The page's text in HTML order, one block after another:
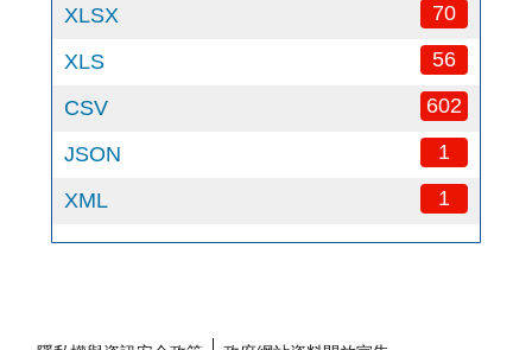
XLSX
70
XLS 56
CSV 602
JSON 1
XML 1